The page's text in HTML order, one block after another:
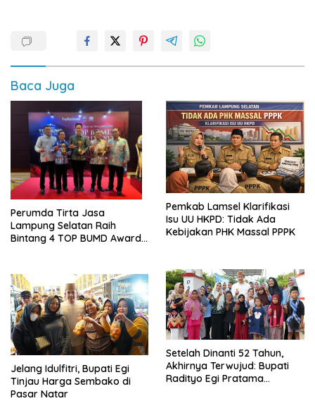
Baca Juga
Perumda Tirta Jasa
Lampung Selatan Raih
Bintang 4 TOP BUMD Awards
Pemkab Lamsel Klarifikasi
Isu UU HKPD: Tidak Ada
Kebijakan PHK Massal PPPK
Jelang Idulfitri, Bupati Egi
Tinjau Harga Sembako di
Pasar Natar
Setelah Dinanti 52 Tahun,
Akhirnya Terwujud: Bupati
Radityo Egi Pratama